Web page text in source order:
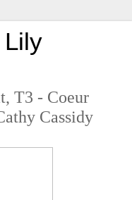
T3 - Coeur
Cassidy